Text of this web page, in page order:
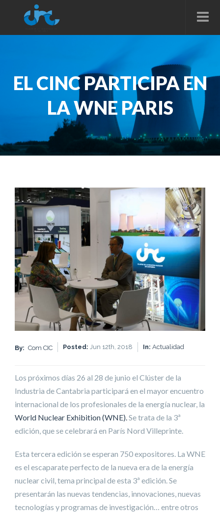
EL CINC PARTICIPA EN
LA WNE PARIS
By: Com CIC Posted: Jun 12th, 2018 In: Actualidad
Los próximos días 26 al 28 de junio el Clúster de la
Industria de Cantabria participará en el mayor encuentro
internacional de los profesionales de la energía nuclear, la
World Nuclear Exhibition (WNE).Se trata de la 3ª
edición, que se celebrará en París Nord Villeprinte.
Esta tercera edición se esperan 750 expositores. La WNE
es el escaparate perfecto de la nueva era de la energía
nuclear civil, tema principal de esta 3ª edición. Se
presentarán las nuevas tendencias, innovaciones, nuevas
tecnologías y programas de investigación… entre otros